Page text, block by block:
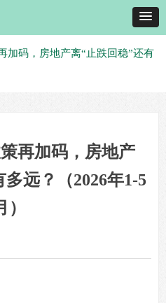
再加码，房地产
远？（2026年1-5
）
加码，房地产离“止跌回稳”还有